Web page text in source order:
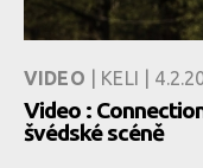
VIDEO | KELI |
Video :
švédské scéně